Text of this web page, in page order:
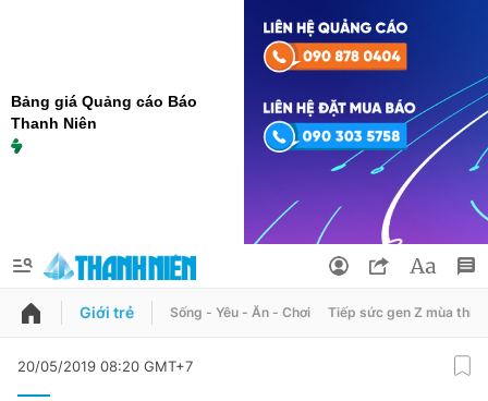
Bảng giá Quảng cáo Báo
Thanh Niên
QUẢNG CÁO
Giới trẻ Sống - Yêu - Ăn - Chơi Tiếp sức gen Z mùa thi
20/05/2019 08:20 GMT+7